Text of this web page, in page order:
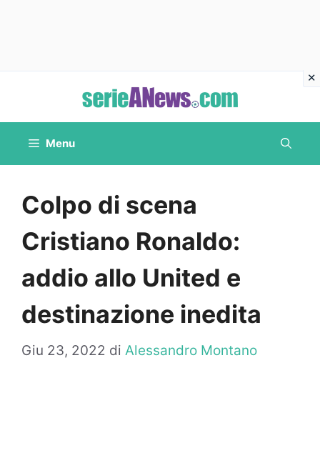
contenuto
Menu
Colpo di scena
Cristiano Ronaldo:
addio allo United e
destinazione inedita
Giu 23, 2022 di Alessandro Montano